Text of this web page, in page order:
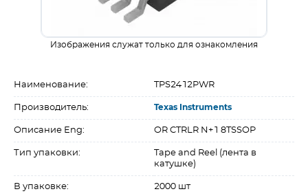
Изображения служат только для ознакомления
Наименование: TPS2412PWR
Производитель: Texas Instruments
Описание Eng: OR CTRLR N+1 8TSSOP
Тип упаковки:
Tape and Reel (лента в
катушке)
В упаковке: 2000 шт